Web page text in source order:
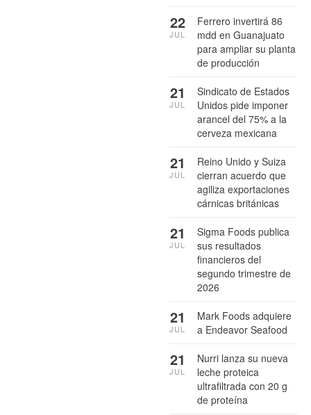
Ferrero invertirá 86
mdd en Guanajuato
para ampliar su planta
de producción
22
JUL
Sindicato de Estados
Unidos pide imponer
arancel del 75% a la
cerveza mexicana
21
JUL
Reino Unido y Suiza
cierran acuerdo que
agiliza exportaciones
cárnicas británicas
21
JUL
Sigma Foods publica
sus resultados
financieros del
segundo trimestre de
2026
21
JUL
Mark Foods adquiere
a Endeavor Seafood
21
JUL
Nurri lanza su nueva
leche proteica
ultrafiltrada con 20 g
de proteína
21
JUL